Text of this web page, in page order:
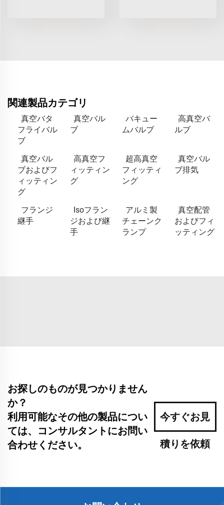
関連製品カテゴリ
真空バタ
フライバル
ブ
真空バル
ブ
バキュー
ムバルブ
高真空バ
ルブ
真空バル
ブおよびフ
ィッティン
グ
高真空フ
ィッティン
グ
超高真空
フィッティ
ング
真空バル
ブ排気
フランジ
継手
Isoフラン
ジおよび継
手
アルミ製
チェーンク
ランプ
真空配管
およびフィ
ッティング
お探しのものが見つかりません
か？
利用可能なその他の製品につい
ては、コンサルタントにお問い
合わせください。
今すぐお見
積りを依頼